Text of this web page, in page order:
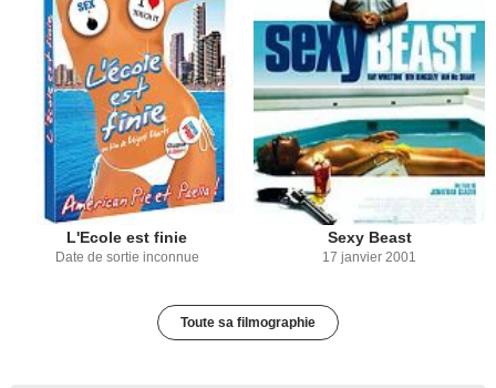
L'Ecole est finie
Date de sortie inconnue
Sexy Beast
17 janvier 2001
Toute sa filmographie